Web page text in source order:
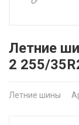
Летние
2 255/
Летние шины